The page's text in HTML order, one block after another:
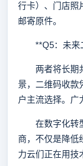
行卡）、门店照
邮寄原件。
**Q5：未来二
两者将长期共
景，二维码收款
户主流选择。广
在数字化转型
商，不仅是降低
力云们正在用技